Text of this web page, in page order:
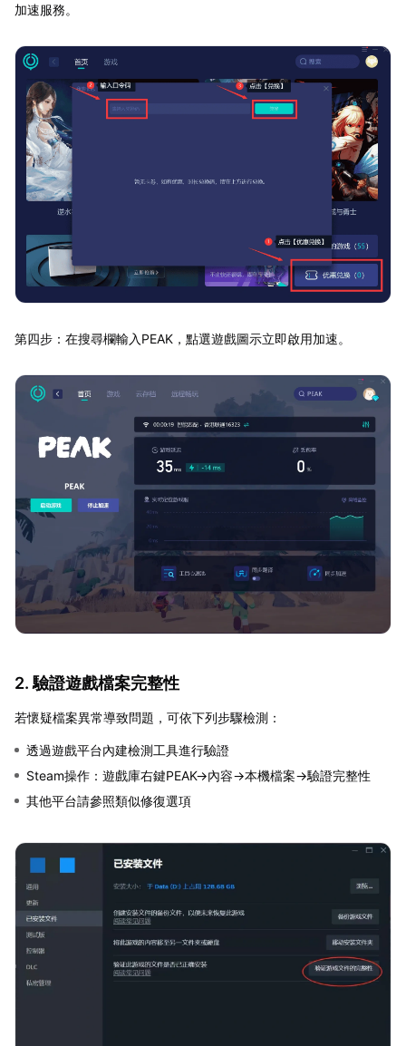
加速服務。
第四步：在搜尋欄輸入PEAK，點選遊戲圖示立即啟用加速。
2. 驗證遊戲檔案完整性
若懷疑檔案異常導致問題，可依下列步驟檢測：
透過遊戲平台內建檢測工具進行驗證
Steam操作：遊戲庫右鍵PEAK→內容→本機檔案→驗證完整性
其他平台請參照類似修復選項